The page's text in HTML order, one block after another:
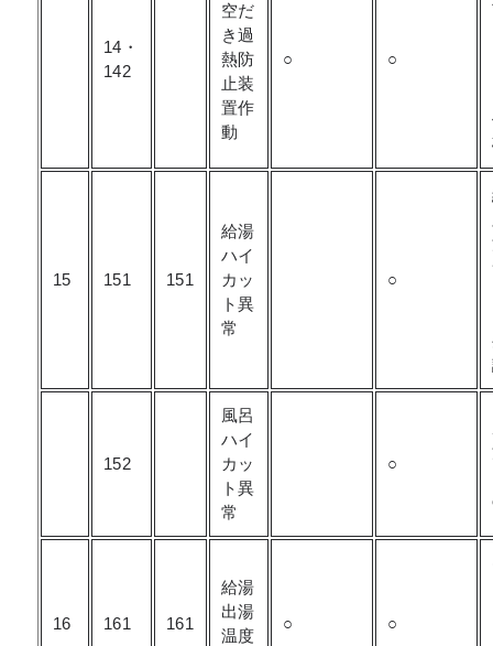
14・
142
空だ
き過
熱防
止装
置作
動
○ ○
15 151 151
給湯
ハイ
カッ
ト異
常
○
152
風呂
ハイ
カッ
ト異
常
○
16 161 161
給湯
出湯
温度
○ ○